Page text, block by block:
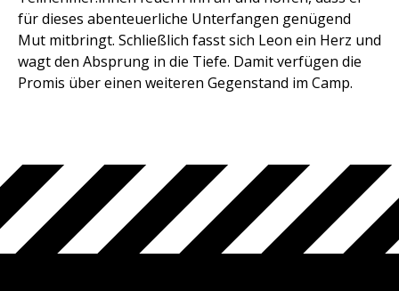
für dieses abenteuerliche Unterfangen genügend
Mut mitbringt. Schließlich fasst sich Leon ein Herz und
wagt den Absprung in die Tiefe. Damit verfügen die
Promis über einen weiteren Gegenstand im Camp.